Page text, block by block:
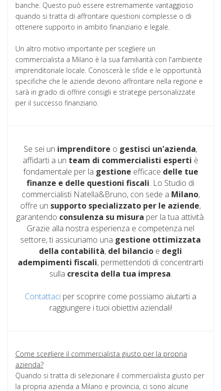
banche. Questo può essere estremamente vantaggioso
quando si tratta di affrontare questioni complesse o di
ottenere supporto in ambito finanziario e legale.
Un altro motivo importante per scegliere un
commercialista a Milano è la sua familiarità con l'ambiente
imprenditoriale locale. Conoscerà le sfide e le opportunità
specifiche che le aziende devono affrontare nella regione e
sarà in grado di offrire consigli e strategie personalizzate
per il successo finanziario.
Se sei un imprenditore o gestisci un'azienda,
affidarti a un team di commercialisti esperti è
fondamentale per la gestione efficace delle tue
finanze e delle questioni fiscali. Lo Studio di
commercialisti Natella&Bruno, con sede a Milano,
offre un supporto specializzato per le aziende,
garantendo consulenza su misura per la tua attività.
Grazie alla nostra esperienza e competenza nel
settore, ti assicuriamo una gestione ottimizzata
della contabilità, del bilancio e degli
adempimenti fiscali, permettendoti di concentrarti
sulla crescita della tua impresa.
Contattaci per scoprire come possiamo aiutarti a
raggiungere i tuoi obiettivi aziendali!
Come scegliere il commercialista giusto per la propria
azienda?
Quando si tratta di selezionare il commercialista giusto per
la propria azienda a Milano e provincia, ci sono alcune